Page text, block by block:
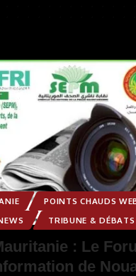
POINTS CHAUDS
TRIBUNE & DÉBATS
: Le
de